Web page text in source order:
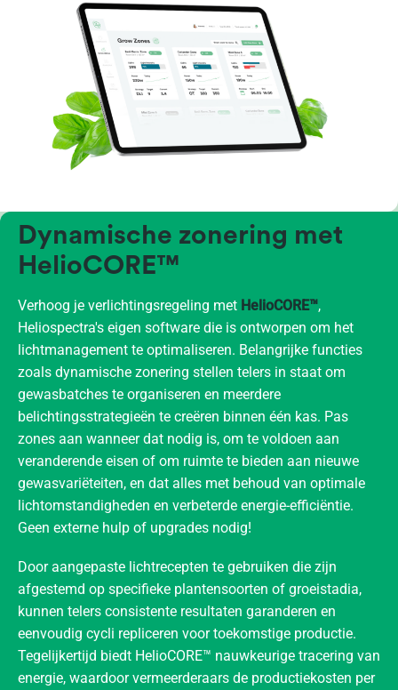
Dynamische zonering met
HelioCORE™
Verhoog je verlichtingsregeling met HelioCORE™,
Heliospectra's eigen software die is ontworpen om het
lichtmanagement te optimaliseren. Belangrijke functies
zoals dynamische zonering stellen telers in staat om
gewasbatches te organiseren en meerdere
belichtingsstrategieën te creëren binnen één kas. Pas
zones aan wanneer dat nodig is, om te voldoen aan
veranderende eisen of om ruimte te bieden aan nieuwe
gewasvariëteiten, en dat alles met behoud van optimale
lichtomstandigheden en verbeterde energie-efficiëntie.
Geen externe hulp of upgrades nodig!
Door aangepaste lichtrecepten te gebruiken die zijn
afgestemd op specifieke plantensoorten of groeistadia,
kunnen telers consistente resultaten garanderen en
eenvoudig cycli repliceren voor toekomstige productie.
Tegelijkertijd biedt HelioCORE™ nauwkeurige tracering van
energie, waardoor vermeerderaars de productiekosten per